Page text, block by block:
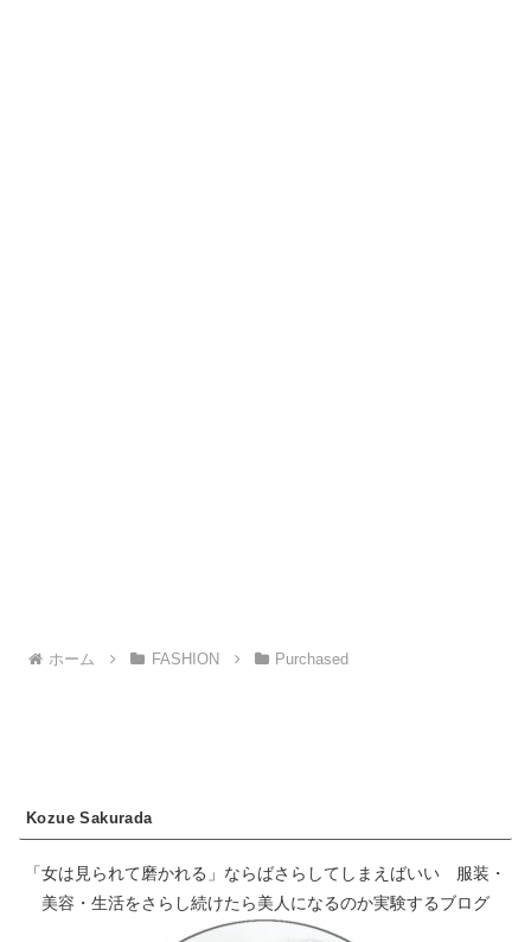
ホーム FASHION Purchased
Kozue Sakurada
「女は見られて磨かれる」ならばさらしてしまえばいい 服装・
美容・生活をさらし続けたら美人になるのか実験するブログ